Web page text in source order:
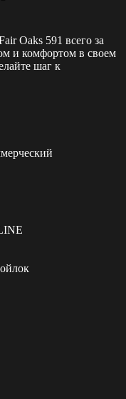
Oaks 591 всего за
и комфортом в своем
шаг к